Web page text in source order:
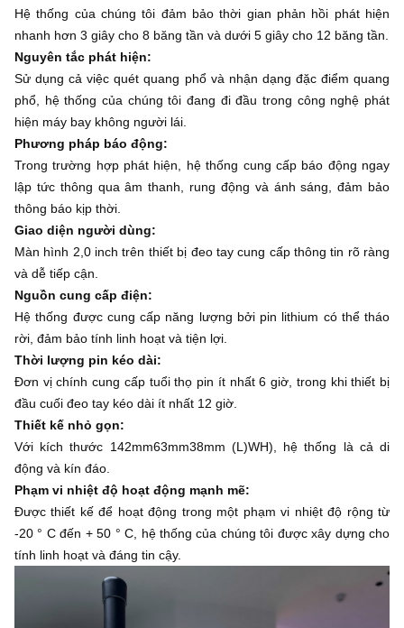
Hệ thống của chúng tôi đảm bảo thời gian phản hồi phát hiện
nhanh hơn 3 giây cho 8 băng tần và dưới 5 giây cho 12 băng tần.
Nguyên tắc phát hiện:
Sử dụng cả việc quét quang phổ và nhận dạng đặc điểm quang
phổ, hệ thống của chúng tôi đang đi đầu trong công nghệ phát
hiện máy bay không người lái.
Phương pháp báo động:
Trong trường hợp phát hiện, hệ thống cung cấp báo động ngay
lập tức thông qua âm thanh, rung động và ánh sáng, đảm bảo
thông báo kịp thời.
Giao diện người dùng:
Màn hình 2,0 inch trên thiết bị đeo tay cung cấp thông tin rõ ràng
và dễ tiếp cận.
Nguồn cung cấp điện:
Hệ thống được cung cấp năng lượng bởi pin lithium có thể tháo
rời, đảm bảo tính linh hoạt và tiện lợi.
Thời lượng pin kéo dài:
Đơn vị chính cung cấp tuổi thọ pin ít nhất 6 giờ, trong khi thiết bị
đầu cuối đeo tay kéo dài ít nhất 12 giờ.
Thiết kế nhỏ gọn:
Với kích thước 142mm63mm38mm (L)WH), hệ thống là cả di
động và kín đáo.
Phạm vi nhiệt độ hoạt động mạnh mẽ:
Được thiết kế để hoạt động trong một phạm vi nhiệt độ rộng từ
-20 ° C đến + 50 ° C, hệ thống của chúng tôi được xây dựng cho
tính linh hoạt và đáng tin cậy.